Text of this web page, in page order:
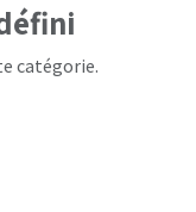
catégorie.